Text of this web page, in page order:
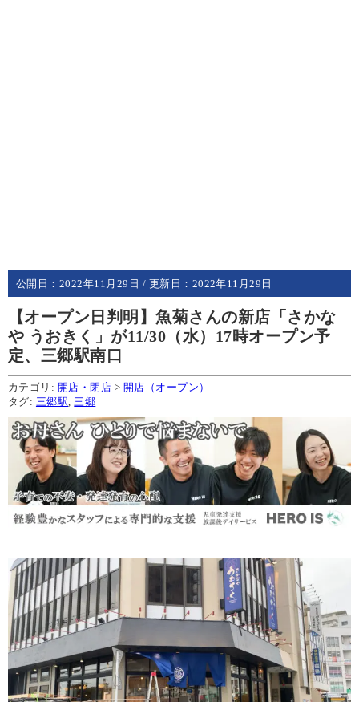
公開日： 2022年11月29日 / 更新日： 2022年11月29日
【オープン日判明】魚菊さんの新店「さかな
や うおきく」が11/30（水）17時オープン予
定、三郷駅南口
カテゴリ: 開店・閉店 > 開店（オープン）
タグ: 三郷駅,三郷